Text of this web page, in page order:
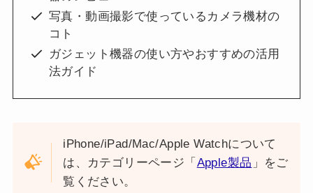
写真・動画撮影で使っているカメラ機材の
コト
ガジェット機器の使い方やおすすめの活用
法ガイド
iPhone/iPad/Mac/Apple Watchについて
は、カテゴリーページ「 Apple製品 」をご
覧ください。